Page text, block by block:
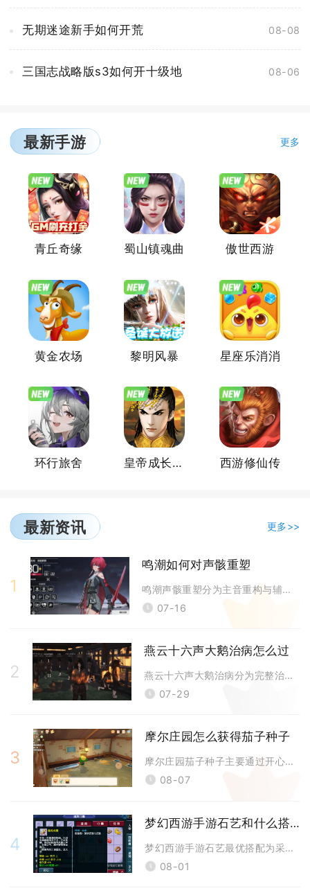
无期迷途新手如何开荒 08-08
三国志战略版s3如何开十级地 08-06
最新手游 更多
青丘奇缘 蜀山镇魂曲 傲世西游
黄金农场 黎明风暴 星座乐消消
环行旅舍 皇帝成长计划2官方版 西游修仙传
最新资讯 更多>>
1
鸣潮如何对声骸重塑
鸣潮声骸重塑分为主音重构与辅音重构两类操作，二者解锁条件、适用声骸、消
07-16
2
燕云十六声大鹅治病怎么过
燕云十六声大鹅治病分为完整治愈拿普通鹅蛋、主动治疗失败触发狂暴大鹅两套
07-29
3
摩尔庄园怎么获得茄子种子
摩尔庄园茄子种子主要通过开心农场梅森小屋内的种子商店直接购买获取，属于
08-07
4
梦幻西游手游石艺和什么搭配
梦幻西游手游石艺最优搭配为采矿，这套组合是工坊系统内自给自足、稳定赚金
08-01